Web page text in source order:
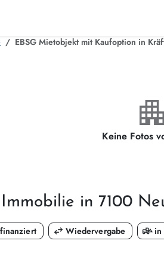
EBSG Mietobjekt mit Kaufoption in
apartment
Keine Fotos
Immobilie in 7100
swap_horiz Wiedervergabe front_loader in